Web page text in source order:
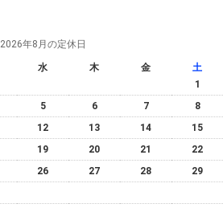
2026年8月の定休日
水 木 金
土
1
5 6 7
8
12 13 14
15
19 20 21
22
26 27 28
29